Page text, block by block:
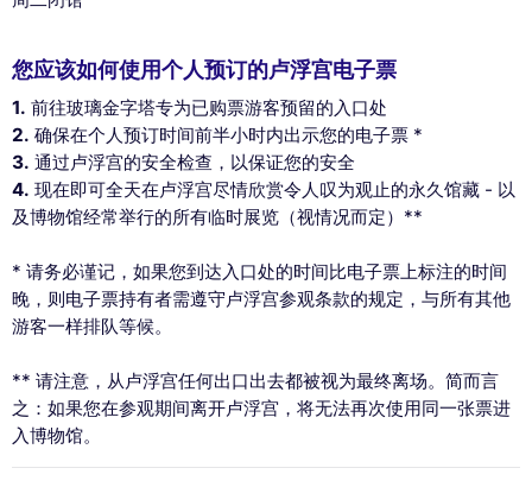
您应该如何使用个人预订的卢浮宫电子票
1. 前往玻璃金字塔专为已购票游客预留的入口处
2. 确保在个人预订时间前半小时内出示您的电子票 *
3. 通过卢浮宫的安全检查，以保证您的安全
4. 现在即可全天在卢浮宫尽情欣赏令人叹为观止的永久馆藏 - 以
及博物馆经常举行的所有临时展览（视情况而定）**
* 请务必谨记，如果您到达入口处的时间比电子票上标注的时间
晚，则电子票持有者需遵守卢浮宫参观条款的规定，与所有其他
游客一样排队等候。
** 请注意，从卢浮宫任何出口出去都被视为最终离场。简而言
之：如果您在参观期间离开卢浮宫，将无法再次使用同一张票进
入博物馆。